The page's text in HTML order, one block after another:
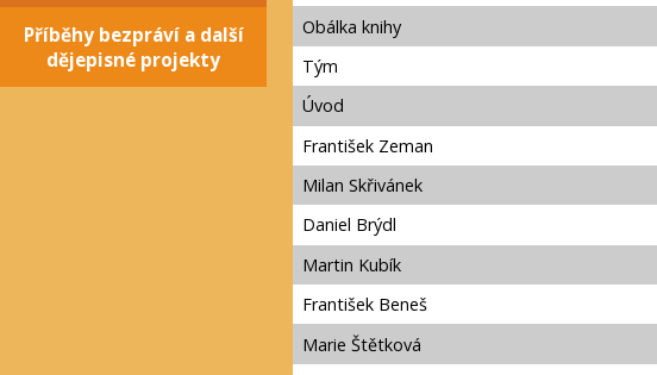
Příběhy bezpráví a další
dějepisné projekty
Obálka knihy
Tým
Úvod
František Zeman
Milan Skřivánek
Daniel Brýdl
Martin Kubík
František Beneš
Marie Štětková